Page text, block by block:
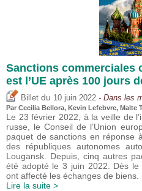
Sanctions commerciales
est l’UE après 100 jours
Billet du 10 juin 2022 - Dans les
Par Cecilia Bellora, Kevin Lefebvre, Malte
Le 23 février 2022, à la veille de
russe, le Conseil de l’Union
paquet de sanctions en réponse
des républiques autonomes
Lougansk. Depuis, cinq autres
été adopté le 3 juin 2022. Dès le
ont affecté les échanges de biens.
Lire la suite >